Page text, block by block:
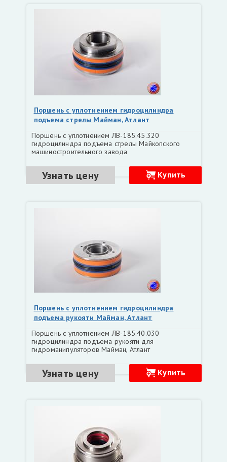
Поршень с уплотнением гидроцилиндра
подъема стрелы Майман, Атлант
Поршень с уплотнением ЛВ-185.45.320
гидроцилиндра подъема стрелы Майкопского
машиностроительного завода
Узнать цену Купить
Поршень с уплотнением гидроцилиндра
подъема рукояти Майман, Атлант
Поршень с уплотнением ЛВ-185.40.030
гидроцилиндра подъема рукояти для
гидроманипуляторов Майман, Атлант
Узнать цену Купить